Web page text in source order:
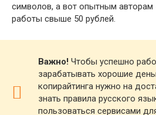
символов, а вот опытным
работы свыше 50 рублей.
Важно! Чтобы успешно
зарабатывать хорошие
копирайтинга нужно на
знать правила русского
пользоваться сервисами